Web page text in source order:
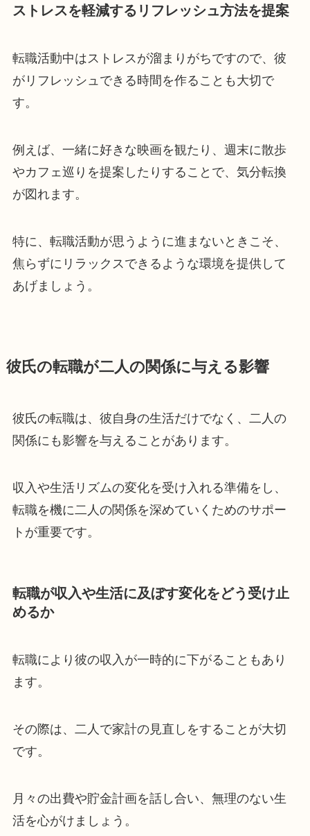
ストレスを軽減するリフレッシュ方法を提案
転職活動中はストレスが溜まりがちですので、彼
がリフレッシュできる時間を作ることも大切で
す。
例えば、一緒に好きな映画を観たり、週末に散歩
やカフェ巡りを提案したりすることで、気分転換
が図れます。
特に、転職活動が思うように進まないときこそ、
焦らずにリラックスできるような環境を提供して
あげましょう。
彼氏の転職が二人の関係に与える影響
彼氏の転職は、彼自身の生活だけでなく、二人の
関係にも影響を与えることがあります。
収入や生活リズムの変化を受け入れる準備をし、
転職を機に二人の関係を深めていくためのサポー
トが重要です。
転職が収入や生活に及ぼす変化をどう受け止
めるか
転職により彼の収入が一時的に下がることもあり
ます。
その際は、二人で家計の見直しをすることが大切
です。
月々の出費や貯金計画を話し合い、無理のない生
活を心がけましょう。